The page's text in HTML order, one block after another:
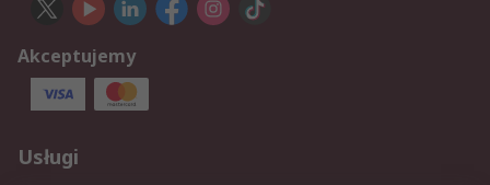
Akceptujemy
Usługi